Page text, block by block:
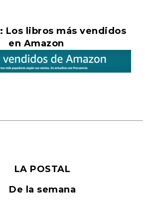
Los libros más vendidos
en Amazon
LA POSTAL
De la semana